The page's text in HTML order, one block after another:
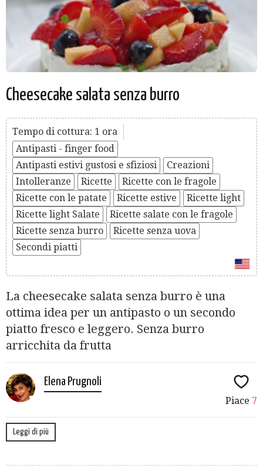
Cheesecake salata senza burro
Tempo di cottura: 1 ora
Antipasti - finger food
Antipasti estivi gustosi e sfiziosi
Creazioni
Intolleranze
Ricette
Ricette con le fragole
Ricette con le patate
Ricette estive
Ricette light
Ricette light Salate
Ricette salate con le fragole
Ricette senza burro
Ricette senza uova
Secondi piatti
La cheesecake salata senza burro è una
ottima idea per un antipasto o un secondo
piatto fresco e leggero. Senza burro
arricchita da frutta
Elena Prugnoli
Piace 7
Leggi di più